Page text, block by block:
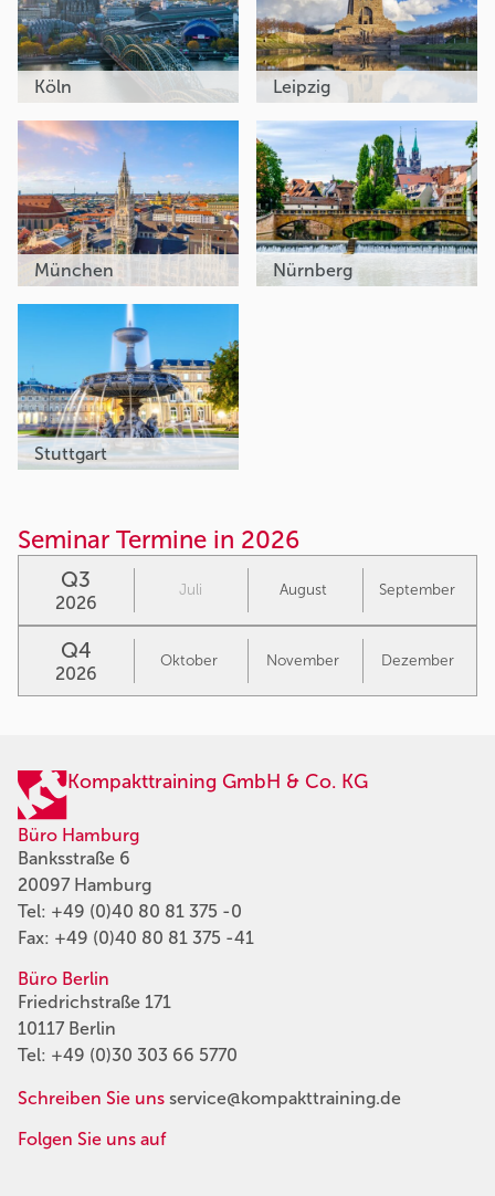
Köln Leipzig
München Nürnberg
Stuttgart
Seminar Termine in 2026
Q3
2026
Juli August September
Q4
2026
Oktober November Dezember
Kompakttraining GmbH & Co. KG
Büro Hamburg
Banksstraße 6
20097 Hamburg
Tel: +49 (0)40 80 81 375 -0
Fax: +49 (0)40 80 81 375 -41
Büro Berlin
Friedrichstraße 171
10117 Berlin
Tel: +49 (0)30 303 66 5770
Schreiben Sie uns service@kompakttraining.de
Folgen Sie uns auf